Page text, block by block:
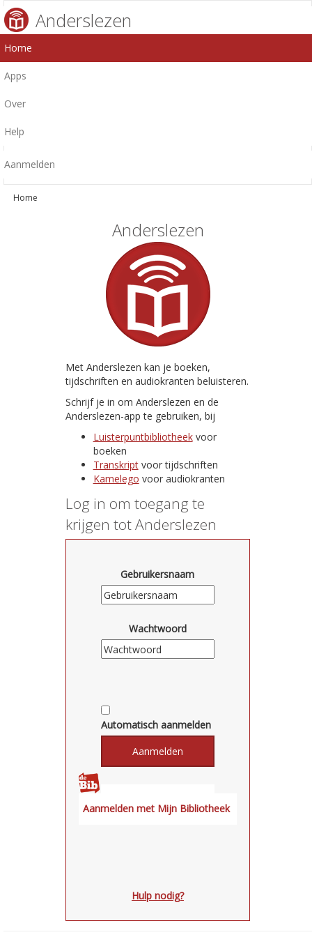
Anderslezen
Home
Apps
Over
Help
Aanmelden
Home
Anderslezen
Met Anderslezen kan je boeken,
tijdschriften en audiokranten beluisteren.
Schrijf je in om Anderslezen en de
Anderslezen-app te gebruiken, bij
Luisterpuntbibliotheekvoor
boeken
Transkriptvoor tijdschriften
Kamelego voor audiokranten
Log in om toegang te
krijgen tot Anderslezen
Gebruikersnaam
Wachtwoord
Automatisch aanmelden
Hulp nodig?